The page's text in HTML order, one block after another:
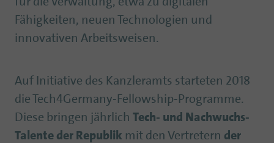
Fähigkeiten, neuen Technologien und
innovativen Arbeitsweisen.
Auf Initiative des Kanzleramts starteten 2018
die Tech4Germany-Fellowship-Programme.
Diese bringen jährlichTech- und Nachwuchs-
Talente der Republik mit den Vertretern der